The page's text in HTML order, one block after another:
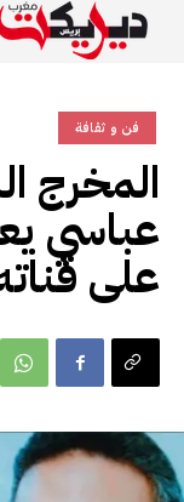
فن و ثقافة
المخرج
عباسي
على